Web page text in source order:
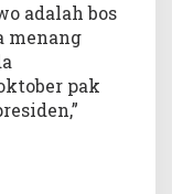
adalah bos
menang
pak